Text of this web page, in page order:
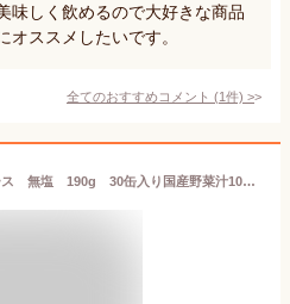
味しく飲めるので大好きな商品
オススメしたいです。
全てのおすすめコメント (1件) >
長野興農 信州野菜ジュース 無塩 190g 30缶入り国産野菜汁100％トマトミックスジュース食塩無添加